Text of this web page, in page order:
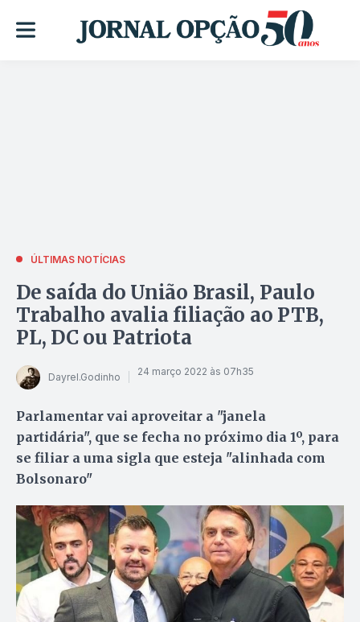
ÚLTIMAS NOTÍCIAS
De saída do União Brasil, Paulo
Trabalho avalia filiação ao PTB,
PL, DC ou Patriota
Dayrel.Godinho 24 março 2022 às 07h35
Parlamentar vai aproveitar a "janela
partidária", que se fecha no próximo dia 1º, para
se filiar a uma sigla que esteja "alinhada com
Bolsonaro"